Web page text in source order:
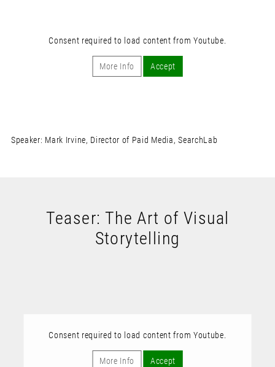
Consent required to load content from Youtube.
More Info Accept
Speaker: Mark Irvine, Director of Paid Media, SearchLab
Teaser: The Art of Visual
Storytelling
Consent required to load content from Youtube.
More Info Accept